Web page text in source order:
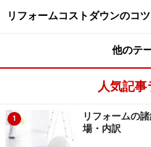
的なリフォームと比べ間取
もちろん、耐震改修や断
どについては現場調査と
ていることが非常に重要
要とは言えども、専門の建
リフォームコストダウンのコツ
他のテ
人気記
1
リフォームの
場・内訳